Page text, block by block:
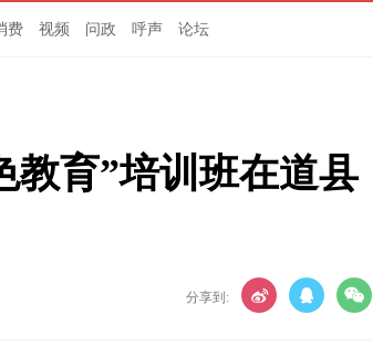
费 视频 问政 呼声 论坛
教育”培训班在道县
分享到: